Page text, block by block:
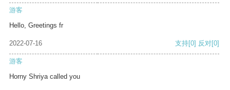
游客
Hello, Greetings fr
2022-07-16 支持[0] 反对[0]
游客
Horny Shriya called you